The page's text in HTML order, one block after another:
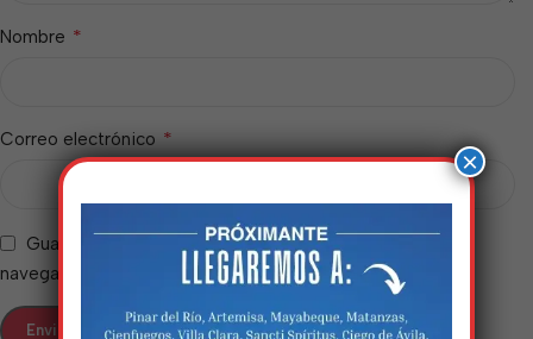
Nombre *
Correo electrónico *
Guarda mi nombre, correo electrónico y web en este
navegador para la próxima vez que comente.
×